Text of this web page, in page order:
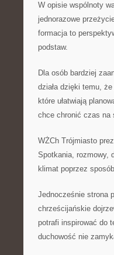
W opisie wspólnoty
jednorazowe
formacja to
podstaw.
Dla osób bardziej
działa dzięki temu,
które ułatwiają
chce chronić czas na
WŻCh Trójmiasto
Spotkania, rozmowy,
klimat poprzez
Jednocześnie strona
chrześcijańskie
potrafi inspirować do
duchowość nie